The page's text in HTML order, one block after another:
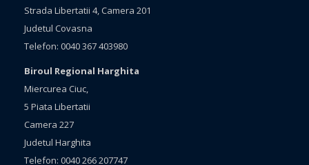
Strada Libertatii 4, Camera 201
Judetul Covasna
Telefon: 0040 367 403980
Biroul Regional Harghita
Miercurea Ciuc,
5 Piata Libertatii
Camera 227
Judetul Harghita
Telefon: 0040 266 207747